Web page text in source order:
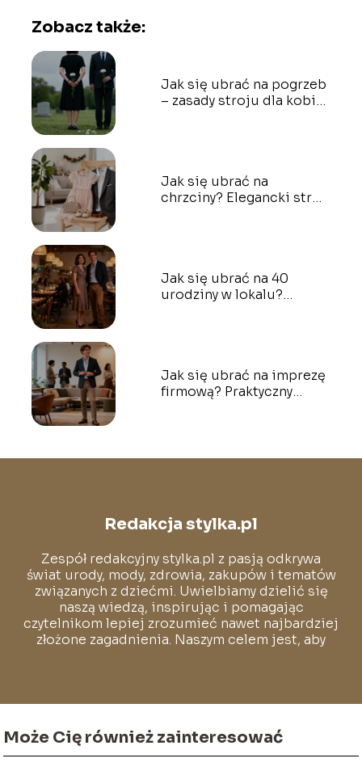
Zobacz także:
Jak się ubrać na pogrzeb
– zasady stroju dla kobiet
Jak się ubrać na
chrzciny? Elegancki strój
Jak się ubrać na 40
urodziny w lokalu?
Jak się ubrać na imprezę
firmową? Praktyczny
Redakcja stylka.pl
Zespół redakcyjny stylka.pl z pasją odkrywa
świat urody, mody, zdrowia, zakupów i tematów
związanych z dziećmi. Uwielbiamy dzielić się
naszą wiedzą, inspirując i pomagając
czytelnikom lepiej zrozumieć nawet najbardziej
złożone zagadnienia. Naszym celem jest, aby
Może Cię również zainteresować